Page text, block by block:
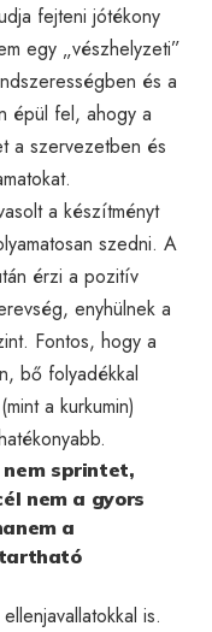
fejteni jótékony
egy „vészhelyzeti”
és a
épül fel, ahogy a
a szervezetben és
a készítményt
szedni. A
érzi a pozitív
enyhülnek a
Fontos, hogy a
bő folyadékkal
a kurkumin)
sprintet,
nem a gyors
a
is.